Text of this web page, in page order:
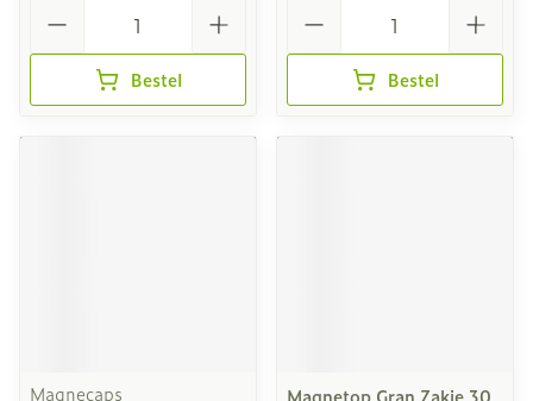
Bestel Bestel
Magnecaps
Magnetop Gran Zakje 30